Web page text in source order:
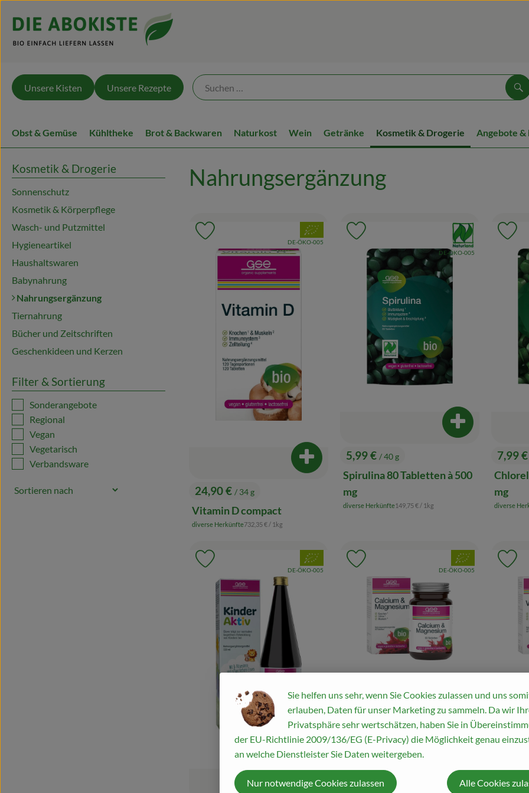
Unsere Kisten Unsere Rezepte
Obst & Gemüse Kühltheke Brot & Backwaren Naturkost Wein Getränke Kosmetik & Drogerie Angebote &
Kosmetik & Drogerie
Sonnenschutz
Kosmetik & Körperpflege
Wasch- und Putzmittel
Hygieneartikel
Haushaltswaren
Babynahrung
Nahrungsergänzung
Tiernahrung
Bücher und Zeitschriften
Geschenkideen und Kerzen
Filter & Sortierung
Sonderangebote
Regional
Vegan
Vegetarisch
Verbandsware
Nahrungsergänzung
, Preis:
24,90 € / 34 g
Vitamin D compact
, Herkunft:
diverse Herkünfte, Referenzpreis:
732,35 €/ 1kg
Produkt zum Warenkorb hinzufügen
, Verband:
, Kontrollstelle:
DE-ÖKO-005
Produkt zu Favouriten hinzufügen
, Preis:
5,99 € / 40 g
Spirulina 80 Tabletten à 500
mg
, Herkunft:
diverse Herkünfte, Referenzpreis:
149,75 € / 1kg
Produkt zum
, Verband:
, Kontrollstelle:
DE-ÖKO-005
Produkt zu Favouriten hinzufügen
, Preis:
7,99 €
mg
, Herkunft:
diverse
Produkt zum Warenkorb hinzufügen
, Verband:
, Kontrollstelle:
DE-ÖKO-005
Produkt zu Favouriten hinzufügen
, Preis:
27,90 €/ 42 g
Calcium & Magnesium
, Herkunft:
diverse Herkünfte , Referenzpreis:
664,29 €
Produkt zum
, Verband:
, Kontrollstelle:
DE-ÖKO-005
Produkt zu Favouriten hinzufügen
, Preis:
24,90
, Herkunft:
diverse
Sie helfen uns sehr, wenn Sie Cookies zulassen und uns
erlauben, Daten für unser Marketing zu sammeln. Da wir
Privatsphäre sehr wertschätzen, haben Sie in
der EU-Richtlinie 2009/136/EG (E-Privacy) die Möglichkeit genau
an welche Dienstleister Sie Daten weitergeben.
Nur notwendige Cookies zulassen Alle Cookies